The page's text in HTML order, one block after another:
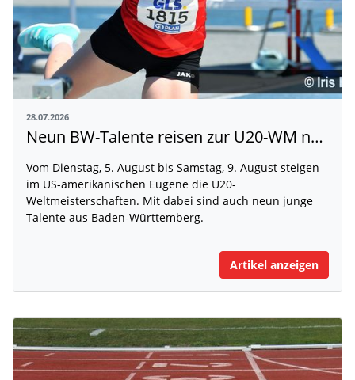
28.07.2026
Neun BW-Talente reisen zur U20-WM nach Eugene
Vom Dienstag, 5. August bis Samstag, 9. August steigen
im US-amerikanischen Eugene die U20-
Weltmeisterschaften. Mit dabei sind auch neun junge
Talente aus Baden-Württemberg.
Artikel anzeigen